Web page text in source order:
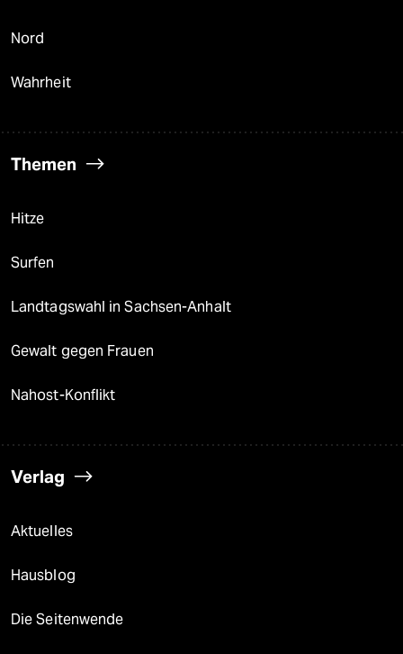
Nord
Wahrheit
Themen
Hitze
Surfen
Landtagswahl in Sachsen-Anhalt
Gewalt gegen Frauen
Nahost-Konflikt
Verlag
Aktuelles
Hausblog
Die Seitenwende